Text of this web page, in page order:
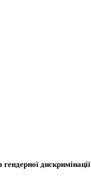
дискримінації